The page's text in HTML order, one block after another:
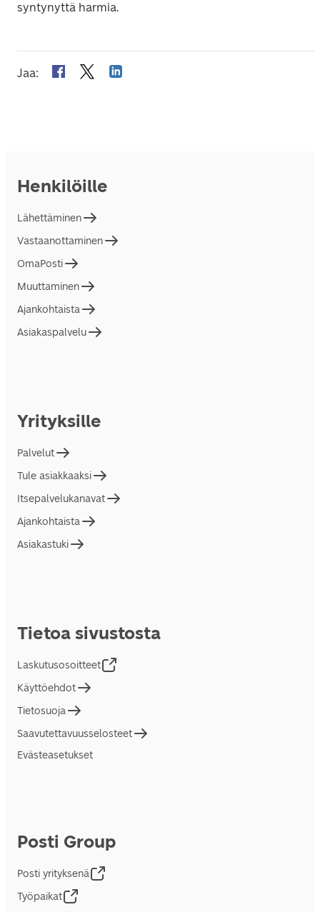
syntynyttä harmia.
Jaa:
Henkilöille
Lähettäminen
Vastaanottaminen
OmaPosti
Muuttaminen
Ajankohtaista
Asiakaspalvelu
Yrityksille
Palvelut
Tule asiakkaaksi
Itsepalvelukanavat
Ajankohtaista
Asiakastuki
Tietoa sivustosta
Laskutusosoitteet
Käyttöehdot
Tietosuoja
Saavutettavuusselosteet
Evästeasetukset
Posti Group
Posti yrityksenä
Työpaikat